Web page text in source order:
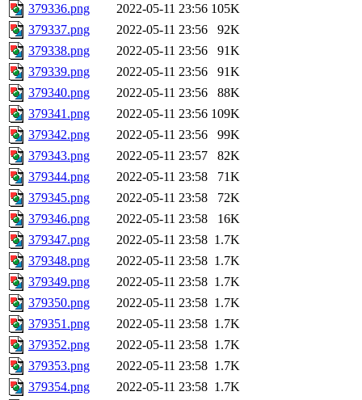
379336.png
2022-05-11 23:56 105K
379337.png
2022-05-11 23:56
92K
379338.png
2022-05-11 23:56
91K
379339.png
2022-05-11 23:56
91K
379340.png
2022-05-11 23:56
88K
379341.png
2022-05-11 23:56 109K
379342.png
2022-05-11 23:56
99K
379343.png
2022-05-11 23:57
82K
379344.png
2022-05-11 23:58
71K
379345.png
2022-05-11 23:58
72K
379346.png
2022-05-11 23:58
16K
379347.png
2022-05-11 23:58 1.7K
379348.png
2022-05-11 23:58 1.7K
379349.png
2022-05-11 23:58 1.7K
379350.png
2022-05-11 23:58 1.7K
379351.png
2022-05-11 23:58 1.7K
379352.png
2022-05-11 23:58 1.7K
379353.png
2022-05-11 23:58 1.7K
379354.png
2022-05-11 23:58 1.7K